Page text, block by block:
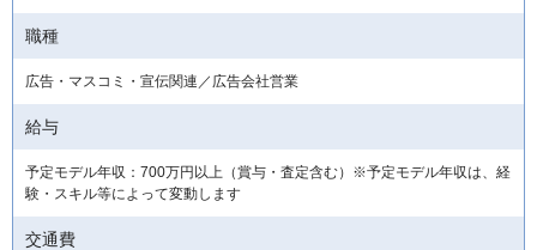
職種
広告・マスコミ・宣伝関連／広告会社営業
給与
予定モデル年収：700万円以上（賞与・査定含む）※予定モデル年収は、経
験・スキル等によって変動します
交通費